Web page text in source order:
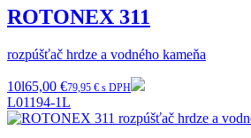
ROTONEX 311
rozpúšťač hrdze a vodného kameňa
10l65,00 €79,95 € s DPH
L01194-1L